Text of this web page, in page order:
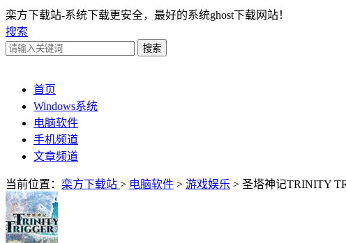
栾方下载站-系统下载更安全，最好的系统ghost下载网站！
搜索
首页
Windows系统
电脑软件
手机频道
文章频道
当前位置： 栾方下载站 > 电脑软件 > 游戏娱乐 > 圣塔神记TRINITY